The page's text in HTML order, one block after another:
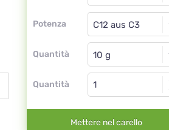
Potenza
Globuli
C12 aus C3
Quantità
Globuli
Quantità
Mettere nel carello